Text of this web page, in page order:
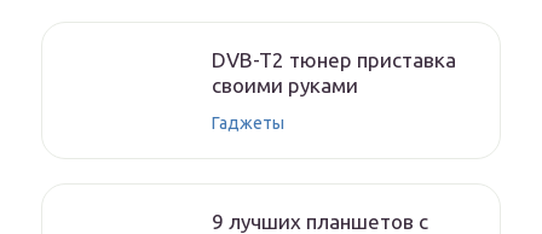
DVB-T2 тюнер приставка
своими руками
Гаджеты
9 лучших планшетов с